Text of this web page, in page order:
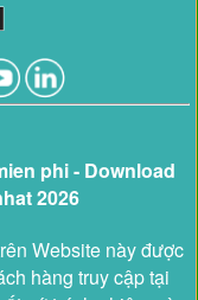
phi - Download
2026
Website này được
hàng truy cập tại